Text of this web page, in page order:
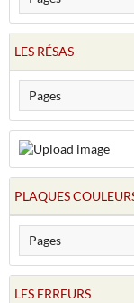
LES RÉSAS
PLAQUES
LES ERREURS